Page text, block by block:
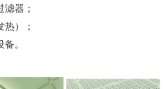
器；
）；
。